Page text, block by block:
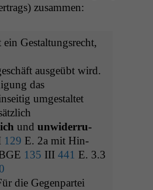
zusammen:
Gestal­tungsrecht,
aus­geübt wird.
das
umgestal­tet
und unwider­ru­
129 E. 2a mit Hin­
135 III 441 E. 3.3
die Gegen­partei